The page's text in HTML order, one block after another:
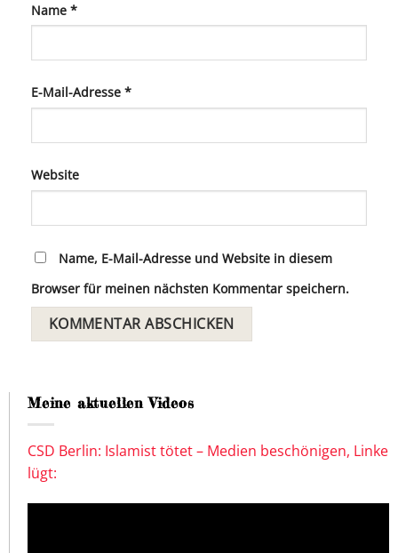
Name *
E-Mail-Adresse *
Website
Name, E-Mail-Adresse und Website in diesem
Browser für meinen nächsten Kommentar speichern.
Meine aktuellen Videos
CSD Berlin: Islamist tötet – Medien beschönigen, Linke
lügt: